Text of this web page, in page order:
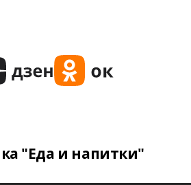
"Еда и напитки"